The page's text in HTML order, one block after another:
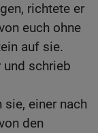
richtete er
euch ohne
auf sie.
und schrieb
einer nach
den